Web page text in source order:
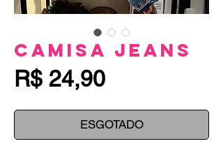
Camisa Jeans
R$ 24,90Preço
ESGOTADO